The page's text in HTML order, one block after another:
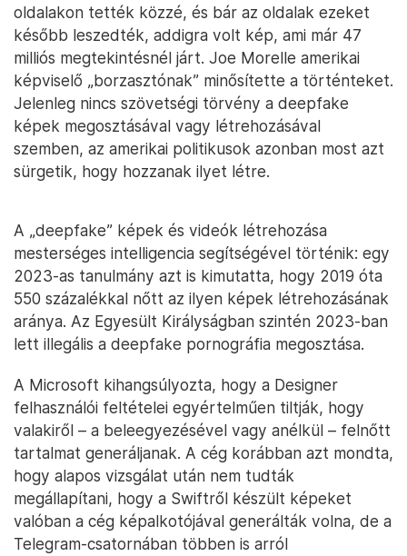
oldalakon tették közzé, és bár az oldalak ezeket
később leszedték, addigra volt kép, ami már 47
milliós megtekintésnél járt. Joe Morelle amerikai
képviselő „borzasztónak” minősítette a történteket.
Jelenleg nincs szövetségi törvény a deepfake
képek megosztásával vagy létrehozásával
szemben, az amerikai politikusok azonban most azt
sürgetik, hogy hozzanak ilyet létre.
A „deepfake” képek és videók létrehozása
mesterséges intelligencia segítségével történik: egy
2023-as tanulmány azt is kimutatta, hogy 2019 óta
550 százalékkal nőtt az ilyen képek létrehozásának
aránya. Az Egyesült Királyságban szintén 2023-ban
lett illegális a deepfake pornográfia megosztása.
A Microsoft kihangsúlyozta, hogy a Designer
felhasználói feltételei egyértelműen tiltják, hogy
valakiről – a beleegyezésével vagy anélkül – felnőtt
tartalmat generáljanak. A cég korábban azt mondta,
hogy alapos vizsgálat után nem tudták
megállapítani, hogy a Swiftről készült képeket
valóban a cég képalkotójával generálták volna, de a
Telegram-csatornában többen is arról